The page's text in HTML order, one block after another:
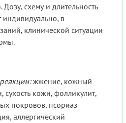
схему и длительность
в
клинической ситуации
жжение, кожный
сухость кожи, фолликулит,
покровов, псориаз
аллергический